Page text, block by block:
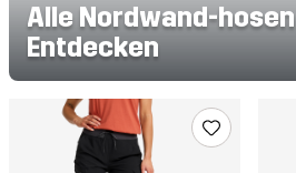
Alle Nordwand-hosen
Entdecken